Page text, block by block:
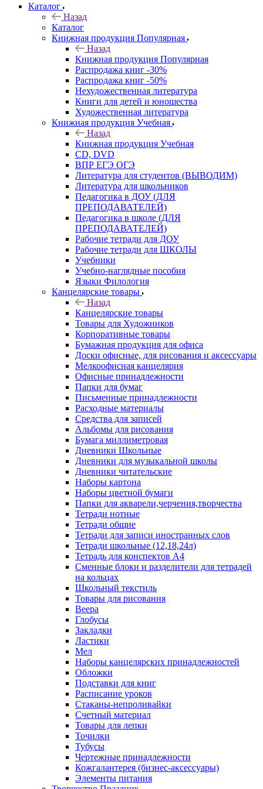
Каталог
Назад
Каталог
Книжная продукция Популярная
Назад
Книжная продукция Популярная
Распродажа книг -30%
Распродажа книг -50%
Нехудожественная литература
Книги для детей и юношества
Художественная литература
Книжная продукция Учебная
Назад
Книжная продукция Учебная
CD, DVD
ВПР ЕГЭ ОГЭ
Литература для студентов (ВЫВОДИМ)
Литература для школьников
Педагогика в ДОУ (ДЛЯ
ПРЕПОДАВАТЕЛЕЙ)
Педагогика в школе (ДЛЯ
ПРЕПОДАВАТЕЛЕЙ)
Рабочие тетради для ДОУ
Рабочие тетради для ШКОЛЫ
Учебники
Учебно-наглядные пособия
Языки Филология
Канцелярские товары
Назад
Канцелярские товары
Товары для Художников
Корпоративные товары
Бумажная продукция для офиса
Доски офисные, для рисования и аксессуары
Мелкоофисная канцелярия
Офисные принадлежности
Папки для бумаг
Письменные принадлежности
Расходные материалы
Средства для записей
Альбомы для рисования
Бумага миллиметровая
Дневники Школьные
Дневники для музыкальной школы
Дневники читательские
Наборы картона
Наборы цветной бумаги
Папки для акварели,черчения,творчества
Тетради нотные
Тетради общие
Тетради для записи иностранных слов
Тетради школьные (12,18,24л)
Тетрадь для конспектов А4
Сменные блоки и разделители для тетрадей
на кольцах
Школьный текстиль
Товары для рисования
Веера
Глобусы
Закладки
Ластики
Мел
Наборы канцелярских принадлежностей
Обложки
Подставки для книг
Расписание уроков
Стаканы-непроливайки
Счетный материал
Товары для лепки
Точилки
Тубусы
Чертежные принадлежности
Кожгалантерея (бизнес-аксессуары)
Элементы питания